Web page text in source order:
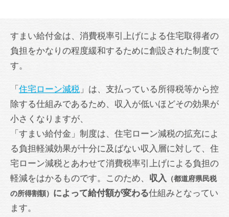
すまい給付金は、消費税率引上げによる住宅取得者の
負担をかなりの程度緩和するために創設された制度で
す。
「住宅ローン減税 」は、支払っている所得税等から控
除する仕組みであるため、収入が低いほどその効果が
小さくなりますが、
「すまい給付金」制度は、住宅ローン減税の拡充によ
る負担軽減効果が十分に及ばない収入層に対して、住
宅ローン減税とあわせて消費税率引上げによる負担の
軽減をはかるものです。このため、 収入
（都道府県民税
の所得割額） によって給付額が変わる仕組みとなってい
ます。